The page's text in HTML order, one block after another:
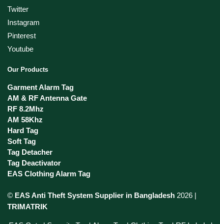
Twitter
Instagram
Pinterest
Youtube
Our Products
Garment Alarm Tag
AM & RF Antenna Gate
RF 8.2Mhz
AM 58Khz
Hard Tag
Soft Tag
Tag Detacher
Tag Deactivator
EAS Clothing Alarm Tag
© EAS Anti Theft System Supplier in Bangladesh 2026 |
TRIMATRIK